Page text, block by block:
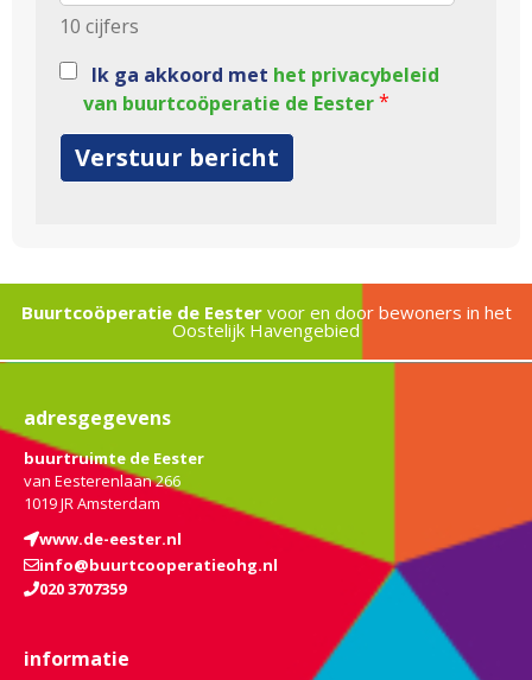
10 cijfers
Ik ga akkoord met het privacybeleid
van buurtcoöperatie de Eester*
Buurtcoöperatie de Eestervoor en door bewoners in het
Oostelijk Havengebied
adresgegevens
buurtruimte de Eester
van Eesterenlaan 266
1019 JR Amsterdam
www.de-eester.nl
info@buurtcooperatieohg.nl
020 3707359
informatie